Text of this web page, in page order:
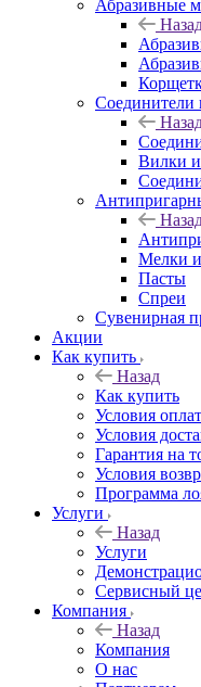
Абразивные
Соединители
Вилки и
Мелки
Пасты
Спреи
Сувенирная
Акции
Как купить
Назад
Как купить
Условия
Условия
Гарантия на
Условия
Программа
Услуги
Назад
Услуги
Сервисный
Компания
Назад
Компания
О нас